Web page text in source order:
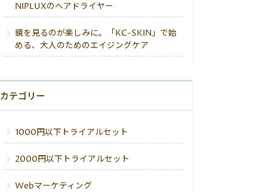
NIPLUXのヘアドライヤー
鏡を見るのが楽しみに。「KC-SKIN」で始
める、大人のためのエイジングケア
カテゴリー
1000円以下トライアルセット
2000円以下トライアルセット
Webマーケティング